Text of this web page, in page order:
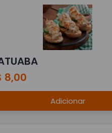
8,00
Adicionar